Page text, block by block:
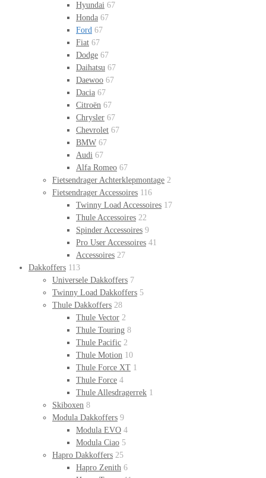
Hyundai 67
Honda 67
Ford 67
Fiat 67
Dodge 67
Daihatsu 67
Daewoo 67
Dacia 67
Citroën 67
Chrysler 67
Chevrolet 67
BMW 67
Audi 67
Alfa Romeo 67
Fietsendrager Achterklepmontage 2
Fietsendrager Accessoires 116
Twinny Load Accessoires 17
Thule Accessoires 22
Spinder Accessoires 9
Pro User Accessoires 41
Accessoires 27
Dakkoffers 113
Universele Dakkoffers 7
Twinny Load Dakkoffers 5
Thule Dakkoffers 28
Thule Vector 2
Thule Touring 8
Thule Pacific 2
Thule Motion 10
Thule Force XT 1
Thule Force 4
Thule Allesdragerrek 1
Skiboxen 8
Modula Dakkoffers 9
Modula EVO 4
Modula Ciao 5
Hapro Dakkoffers 25
Hapro Zenith 6